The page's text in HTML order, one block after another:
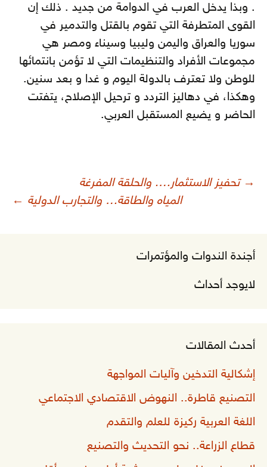
. وبذا يدخل العرب في الدوامة من جديد . ذلك إن
القوى المتطرفة التي تقوم بالقتل والتدمير في
سوريا والعراق واليمن وليبيا وسيناء ومصر هي
مجموعات الأفراد والتنظيمات التي لا تؤمن بانتمائها
للوطن ولا تعترف بالدولة اليوم و غدا و بعد سنين.
وهكذا، في دهاليز التردد و ترحيل الإصلاح، يتفتت
الحاضر و يضيع المستقبل العربي.
تصفّح
→ تحفيز الاستثمار…. والحلقة المفرغة
المياه والطاقة… والتجارب الدولية ←
أجندة الندوات والمؤتمرات
لايوجد أحداث
أحدث المقالات
إشكالية التدخين وآليات المواجهة
التصنيع قاطرة.. النهوض الاقتصادي الاجتماعي
اللغة العربية ركيزة للعلم والتقدم
قطاع الزراعة.. نحو التحديث والتصنيع